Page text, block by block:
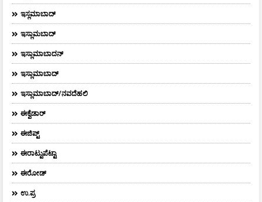
ಇಸ್ಲಮಾಬಾದ್
ಇಸ್ಲಾಮಬಾದ್
ಇಸ್ಲಾಮಾಬಾದನ್
ಇಸ್ಲಾಮಾಬಾದ್
ಇಸ್ಲಾಮಾಬಾದ್/ನವದೆಹಲಿ
ಈಕ್ವೆಡಾರ್‌
ಈಜಿಪ್ಟ್
ಈರಾಟ್ಟುಪೆಟ್ಟಾ
ಈರೋಡ್
ಉ.ಪ್ರ